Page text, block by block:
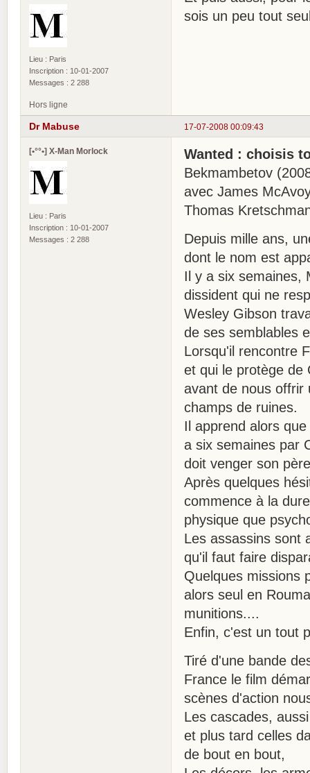
Lieu : Paris
Inscription : 10-01-2007
Messages : 2 288
sois un peu tout
Hors ligne
17-07-2008 00:09:43
Dr Mabuse
[•°°•] X-Man Morlock
Lieu : Paris
Inscription : 10-01-2007
Messages : 2 288
Wanted : choisis
Bekmambetov
avec James
Thomas
Depuis mille ans,
dont le nom est
Il y a six semaines,
dissident qui ne
Wesley Gibson
de ses semblables
Lorsqu'il rencontre
et qui le protège de
avant de nous offrir
champs de ruines.
Il apprend alors
a six semaines par
doit venger son
Après quelques
commence à la
physique que
Les assassins sont
qu'il faut faire
Quelques missions
alors seul en
munitions....
Enfin, c'est un tout
Tiré d'une bande
France le film
scènes d'action
Les cascades,
et plus tard celles
de bout en bout,